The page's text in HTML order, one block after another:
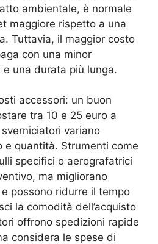
ambientale, è normale
maggiore rispetto a una
Tuttavia, il maggior costo
con una minor
una durata più lunga.
accessori: un buon
tra 10 e 25 euro a
variano
e quantità. Strumenti come
specifici o aerografatrici
ma migliorano
possono ridurre il tempo
la comodità dell’acquisto
offrono spedizioni rapide
considera le spese di